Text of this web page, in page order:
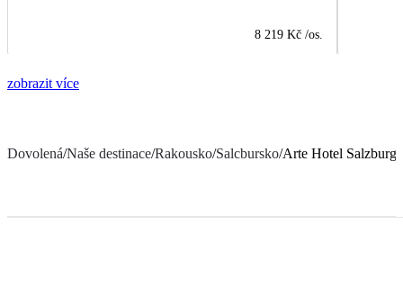
8 219 Kč /os.
zobrazit více
Dovolená/Naše destinace/Rakousko/Salcbursko/Arte Hotel Salzburg